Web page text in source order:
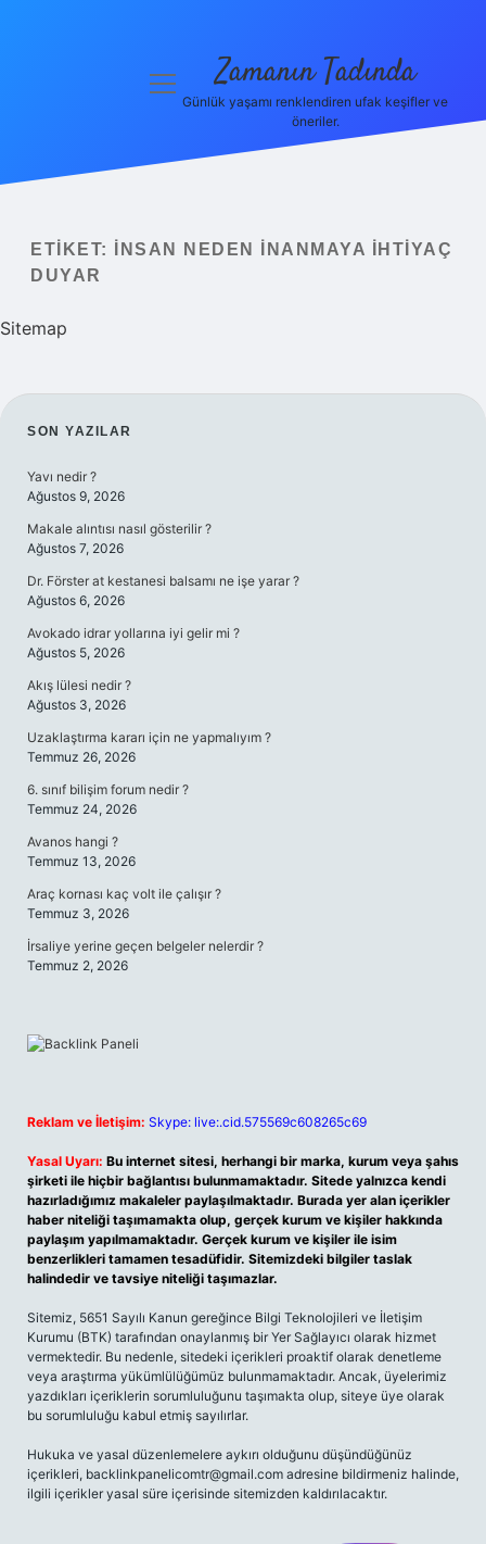
Yasal Uyarı
Hakkımızda
menüyüZamanın Tadında
Günlük yaşamı renklendiren ufak keşifler ve
öneriler.
ETIKET:
İNSAN NEDEN INANMAYA IHTIYAÇ
DUYAR
Sitemap
SIDEBAR
SON YAZILAR
Yavı nedir ?
Ağustos 9, 2026
Makale alıntısı nasıl gösterilir ?
Ağustos 7, 2026
Dr. Förster at kestanesi balsamı ne işe yarar ?
Ağustos 6, 2026
Avokado idrar yollarına iyi gelir mi ?
Ağustos 5, 2026
Akış lülesi nedir ?
Ağustos 3, 2026
Uzaklaştırma kararı için ne yapmalıyım ?
Temmuz 26, 2026
6. sınıf bilişim forum nedir ?
Temmuz 24, 2026
Avanos hangi ?
Temmuz 13, 2026
Araç kornası kaç volt ile çalışır ?
Temmuz 3, 2026
İrsaliye yerine geçen belgeler nelerdir ?
Temmuz 2, 2026
Reklam ve İletişim: Skype: live:.cid.575569c608265c69
Yasal Uyarı: Bu internet sitesi, herhangi bir marka, kurum veya şahıs
şirketi ile hiçbir bağlantısı bulunmamaktadır. Sitede yalnızca kendi
hazırladığımız makaleler paylaşılmaktadır. Burada yer alan içerikler
haber niteliği taşımamakta olup, gerçek kurum ve kişiler hakkında
paylaşım yapılmamaktadır. Gerçek kurum ve kişiler ile isim
benzerlikleri tamamen tesadüfidir. Sitemizdeki bilgiler taslak
halindedir ve tavsiye niteliği taşımazlar.
Sitemiz, 5651 Sayılı Kanun gereğince Bilgi Teknolojileri ve İletişim
Kurumu (BTK) tarafından onaylanmış bir Yer Sağlayıcı olarak hizmet
vermektedir. Bu nedenle, sitedeki içerikleri proaktif olarak denetleme
veya araştırma yükümlülüğümüz bulunmamaktadır. Ancak, üyelerimiz
yazdıkları içeriklerin sorumluluğunu taşımakta olup, siteye üye olarak
bu sorumluluğu kabul etmiş sayılırlar.
Hukuka ve yasal düzenlemelere aykırı olduğunu düşündüğünüz
içerikleri, backlinkpanelicomtr@gmail.com adresine bildirmeniz halinde,
ilgili içerikler yasal süre içerisinde sitemizden kaldırılacaktır.